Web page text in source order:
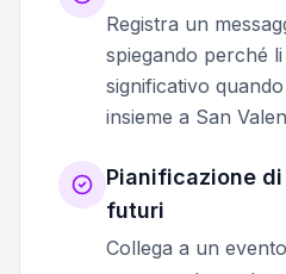
Registra un
spiegando perché
significativo
insieme a San
Pianificazione
futuri
Collega a un